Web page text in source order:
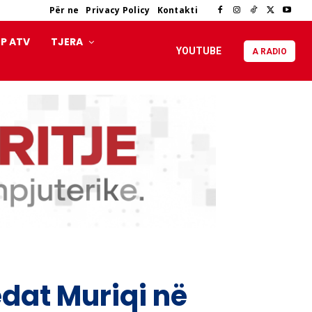
Për ne Privacy Policy Kontakti
ATV TJERA
YOUTUBE A RADIO
Muriqi në